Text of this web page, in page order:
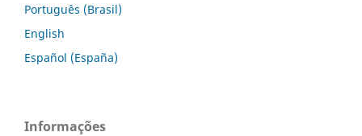
Português (Brasil)
English
Español (España)
Informações